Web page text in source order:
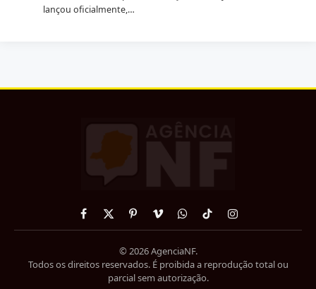
lançou oficialmente,…
Facebook
X
(Twitter)
PinterestVimeoWhatsApp
TikTokInstagram
© 2026 AgenciaNF.
Todos os direitos reservados. É proibida a reprodução total ou
parcial sem autorização.